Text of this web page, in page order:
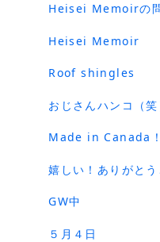
Heisei Memoirの問
Heisei Memoir
Roof shingles
おじさんハンコ（笑
Made in Canada！
嬉しい！ありがとう
GW中
５月４日